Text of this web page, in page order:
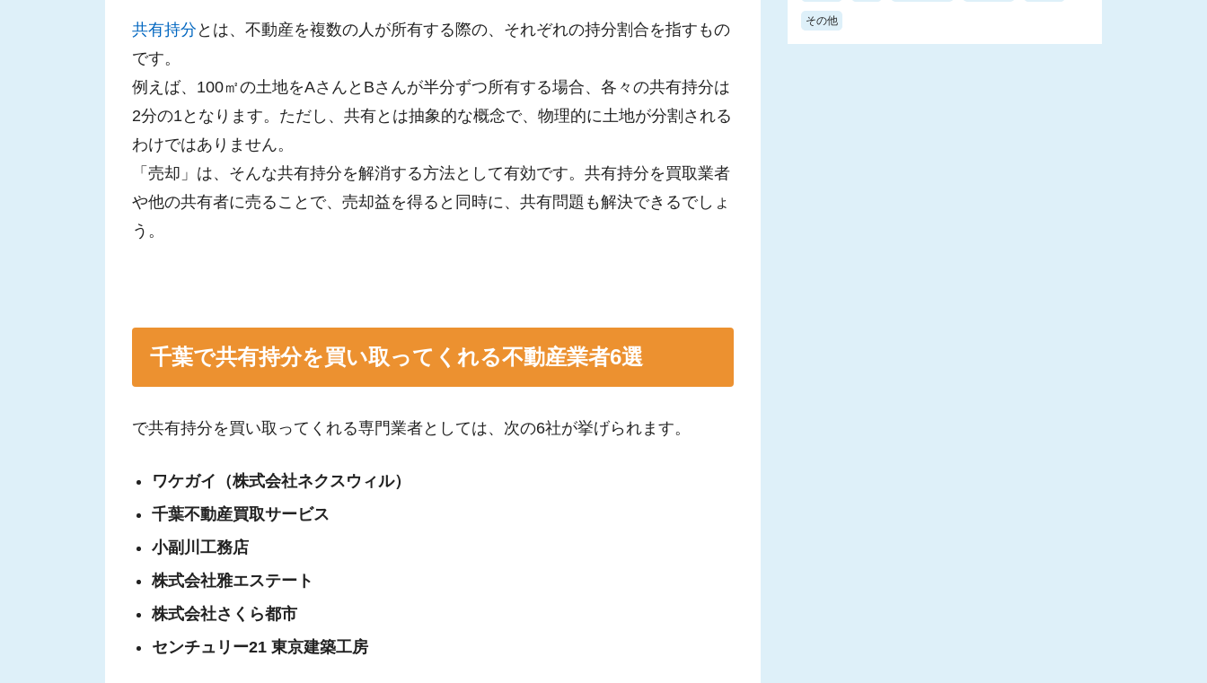
共有持分 とは、不動産を複数の人が所有する際の、それぞれの持分割合を指すもの
です。
例えば、100㎡の土地をAさんとBさんが半分ずつ所有する場合、各々の共有持分は
2分の1となります。ただし、共有とは抽象的な概念で、物理的に土地が分割される
わけではありません。
「売却」は、そんな共有持分を解消する方法として有効です。共有持分を買取業者
や他の共有者に売ることで、売却益を得ると同時に、共有問題も解決できるでしょ
う。
千葉で共有持分を買い取ってくれる不動産業者6選
で共有持分を買い取ってくれる専門業者としては、次の6社が挙げられます。
ワケガイ（株式会社ネクスウィル）
千葉不動産買取サービス
小副川工務店
株式会社雅エステート
株式会社さくら都市
センチュリー21 東京建築工房
その他